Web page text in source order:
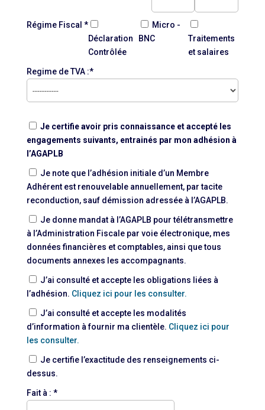
Régime Fiscal *
Déclaration
Contrôlée
Micro -
BNC
Traitements
et salaires
Regime de TVA :*
Je certifie avoir pris connaissance et accepté les
engagements suivants, entrainés par mon adhésion à
l’AGAPLB
Je note que l’adhésion initiale d’un Membre
Adhérent est renouvelable annuellement, par tacite
reconduction, sauf démission adressée à l’AGAPLB.
Je donne mandat à l’AGAPLB pour télétransmettre
à l’Administration Fiscale par voie électronique, mes
données financières et comptables, ainsi que tous
documents annexes les accompagnants.
J’ai consulté et accepte les obligations liées à
l’adhésion. Cliquez ici pour les consulter.
J’ai consulté et accepte les modalités
d’information à fournir ma clientèle. Cliquez ici pour
les consulter.
Je certifie l’exactitude des renseignements ci-
dessus.
Fait à : *